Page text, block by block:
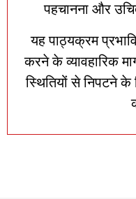
पहचानना और
यह पाठ्यक्रम
करने के व्यावहारिक
स्थितियों से निपटने के